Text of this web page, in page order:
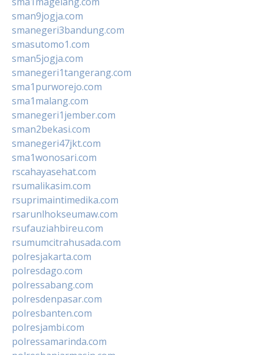
sman9jogja.com
smanegeri3bandung.com
smasutomo1.com
sman5jogja.com
smanegeri1tangerang.com
sma1purworejo.com
sma1malang.com
smanegeri1jember.com
sman2bekasi.com
smanegeri47jkt.com
sma1wonosari.com
rscahayasehat.com
rsumalikasim.com
rsuprimaintimedika.com
rsarunlhokseumaw.com
rsufauziahbireu.com
rsumumcitrahusada.com
polresjakarta.com
polresdago.com
polressabang.com
polresdenpasar.com
polresbanten.com
polresjambi.com
polressamarinda.com